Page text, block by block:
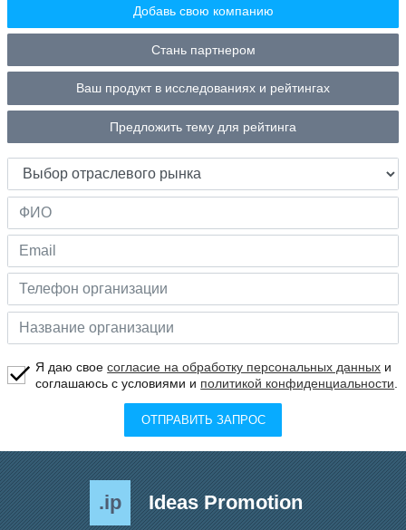
Добавь свою компанию
Стань партнером
Ваш продукт в исследованиях и рейтингах
Предложить тему для рейтинга
Я даю своесогласие на обработку персональных данных и
соглашаюсь с условиями и политикой конфиденциальности
ОТПРАВИТЬ ЗАПРОС
.ip Ideas Promotion